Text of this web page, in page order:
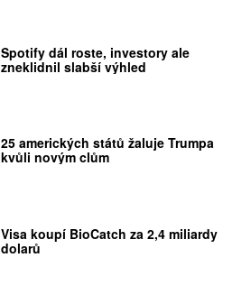
Spotify dál roste, investory ale
zneklidnil slabší výhled
25 amerických států žaluje Trumpa
kvůli novým clům
Visa koupí BioCatch za 2,4 miliardy
dolarů